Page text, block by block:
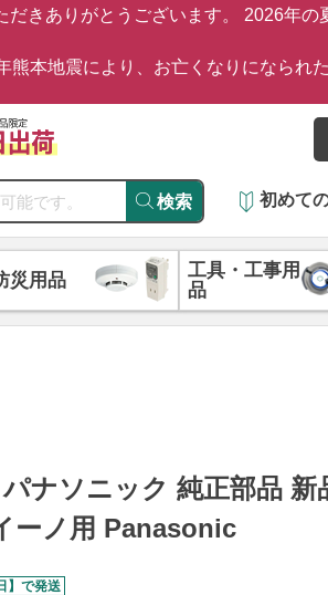
だきありがとうございます。 2026年
熊本地震により、お亡くなりになられ
検索 初めて
災用品
工具・工事用
品
ナソニック 純正部品 新
ーノ用 Panasonic
】で発送